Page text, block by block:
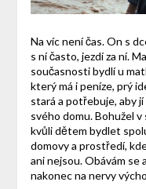
Na víc není čas. On s
s ní často, jezdí za ní.
současnosti bydlí u
který má i peníze, prý
stará a potřebuje, aby
svého domu. Bohužel
kvůli dětem bydlet
domovy a prostředí,
ani nejsou. Obávám se
nakonec na nervy